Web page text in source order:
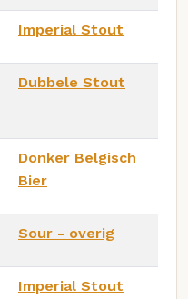
Imperial Stout
Dubbele Stout
Donker Belgisch
Bier
Sour - overig
Imperial Stout